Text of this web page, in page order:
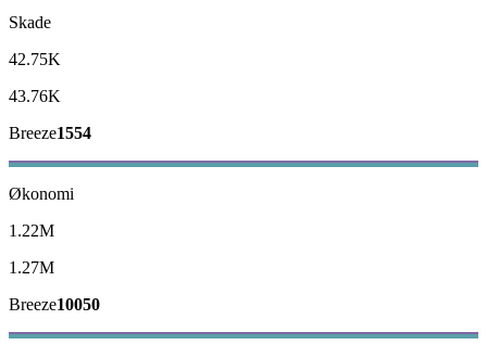
Skade
42.75K
43.76K
Breeze1554
Økonomi
1.22M
1.27M
Breeze10050